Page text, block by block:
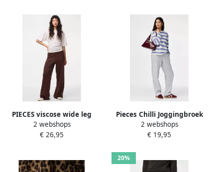
PIECES viscose wide leg
sweatpants bruin
2 webshops
€ 26,95
Pieces Chilli Joggingbroek
Dames
2 webshops
€ 19,95
20%